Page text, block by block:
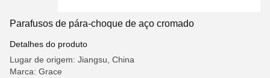
Parafusos de pára-choque de aço cromado
Detalhes do produto
Lugar de origem: Jiangsu, China
Marca: Grace